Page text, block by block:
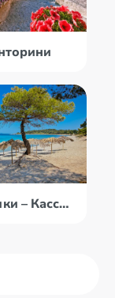
Халкидики – Кассандра